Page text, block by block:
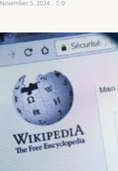
November 5, 2024 0